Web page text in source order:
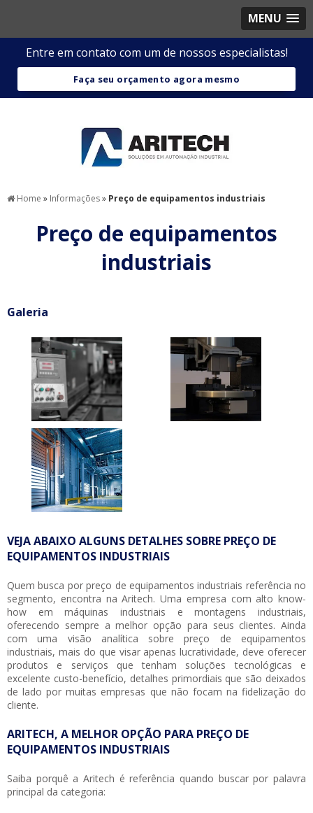
MENU
Entre em contato com um de nossos especialistas!
Faça seu orçamento agora mesmo
Home » Informações» Preço de equipamentos industriais
Preço de equipamentos
industriais
Galeria
VEJA ABAIXO ALGUNS DETALHES SOBRE PREÇO DE
EQUIPAMENTOS INDUSTRIAIS
Quem busca porpreço de equipamentos industriais referência no
segmento, encontra na Aritech. Uma empresa com alto know-
how em máquinas industriais e montagens industriais,
oferecendo sempre a melhor opção para seus clientes. Ainda
com uma visão analítica sobrepreço de equipamentos
industriais, mais do que visar apenas lucratividade, deve oferecer
produtos e serviços que tenham soluções tecnológicas e
excelente custo-benefício, detalhes primordiais que são deixados
de lado por muitas empresas que não focam na fidelização do
cliente.
ARITECH, A MELHOR OPÇÃO PARA PREÇO DE
EQUIPAMENTOS INDUSTRIAIS
Saiba porquê a Aritech é referência quando buscar por palavra
principal da categoria: